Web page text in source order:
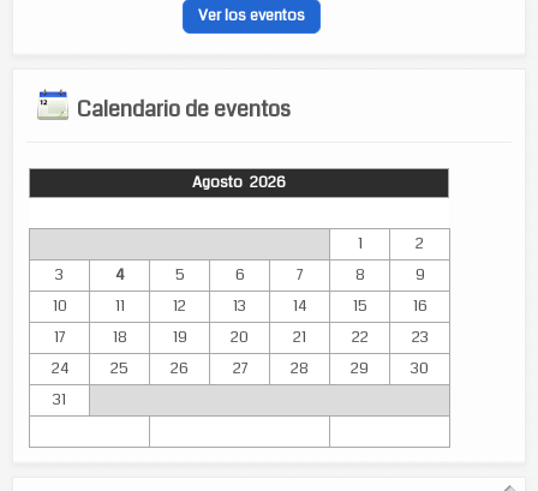
Ver los eventos
Calendario de eventos
Agosto 2026
1
2
3
4 5 6 7 8
9
10
11 12 13 14 15
16
17
18 19 20 21 22
23
24
25 26 27 28 29
30
31